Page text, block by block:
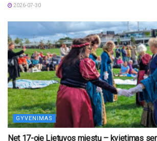
2026-07-30
GYVENIMAS
Net 17-oje Lietuvos miestų – kvietimas